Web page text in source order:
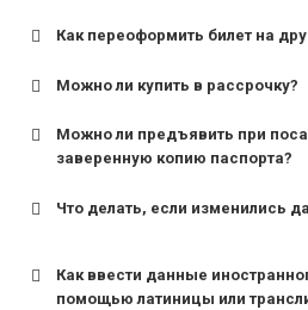
Как переоформить билет на
Можно ли купить в рассрочку?
Можно ли предъявить при
заверенную копию паспорта?
Что делать, если изменились
Как ввести данные
помощью латиницы или